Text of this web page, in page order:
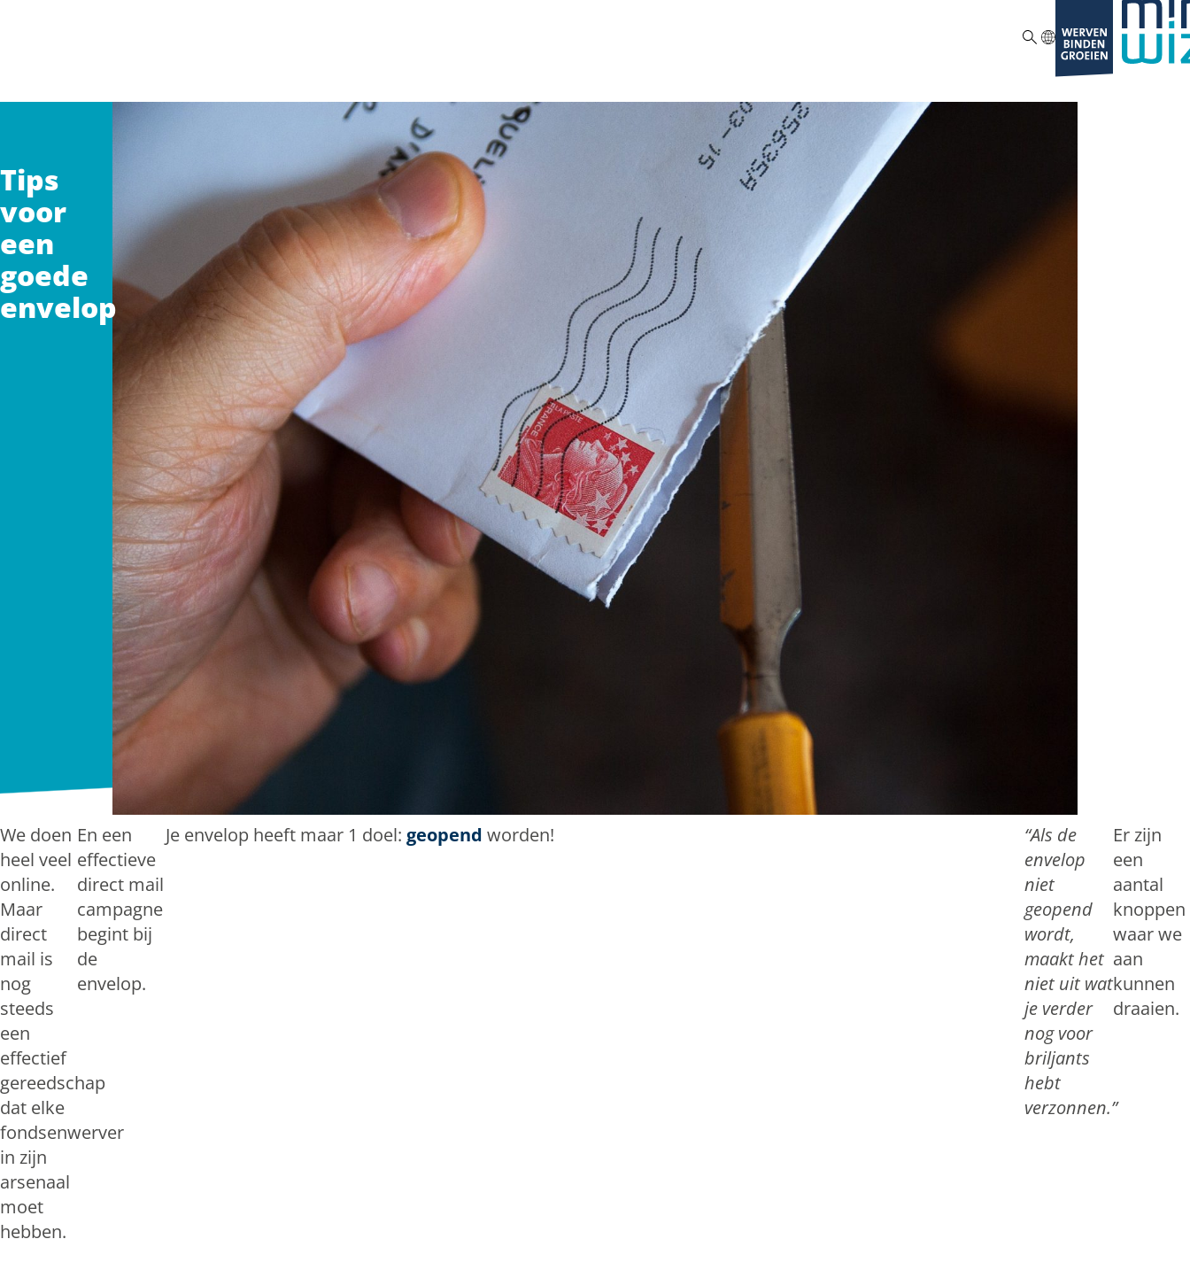
Tips
voor
een
goede
envelop
We doen
heel veel
online.
Maar
direct
mail is
nog
steeds
een
effectief
gereedschap
dat elke
fondsenwerver
in zijn
arsenaal
moet
hebben.
En een
effectieve
direct mail
campagne
begint bij
de
envelop.
Je envelop heeft maar 1 doel: geopend worden!
“Als de
envelop
niet
geopend
wordt,
maakt het
niet uit wat
je verder
nog voor
briljants
hebt
verzonnen.”
Er zijn
een
aantal
knoppen
waar we
aan
kunnen
draaien.